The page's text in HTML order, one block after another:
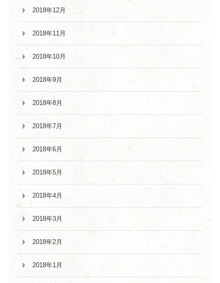
2018年12月
2018年11月
2018年10月
2018年9月
2018年8月
2018年7月
2018年6月
2018年5月
2018年4月
2018年3月
2018年2月
2018年1月